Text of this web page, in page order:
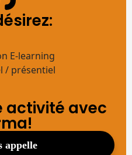
E-learning
/ présentiel
activité avec
appelle